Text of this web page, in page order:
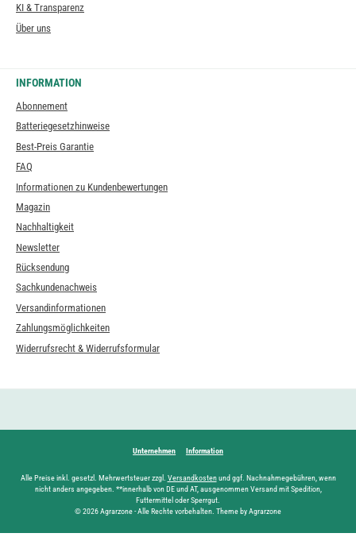
KI & Transparenz
Über uns
INFORMATION
Abonnement
Batteriegesetzhinweise
Best-Preis Garantie
FAQ
Informationen zu Kundenbewertungen
Magazin
Nachhaltigkeit
Newsletter
Rücksendung
Sachkundenachweis
Versandinformationen
Zahlungsmöglichkeiten
Widerrufsrecht & Widerrufsformular
Unternehmen Information
Alle Preise inkl. gesetzl. Mehrwertsteuer zzgl. Versandkostenund ggf. Nachnahmegebühren, wenn
nicht anders angegeben. **innerhalb von DE und AT, ausgenommen Versand mit Spedition,
Futtermittel oder Sperrgut.
© 2026 Agrarzone - Alle Rechte vorbehalten. Theme by Agrarzone